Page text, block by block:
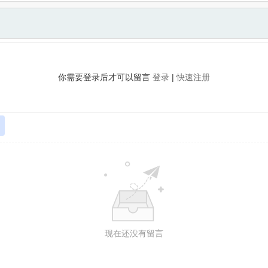
你需要登录后才可以留言 登录 |快速注册
现在还没有留言